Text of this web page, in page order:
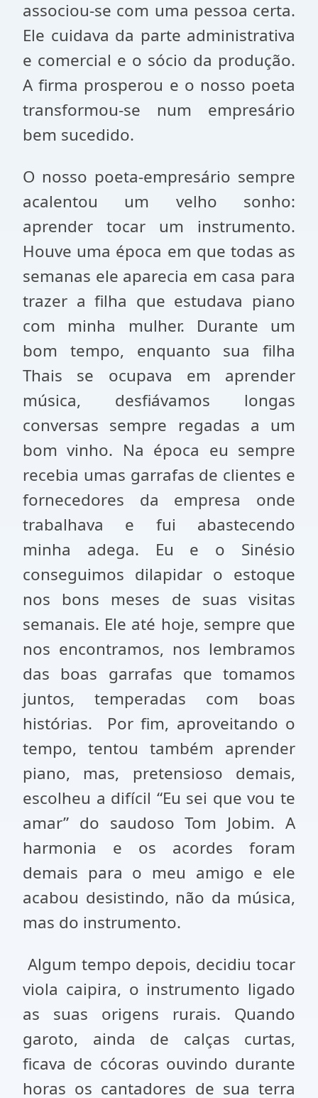
associou-se com uma pessoa certa.
Ele cuidava da parte administrativa
e comercial e o sócio da produção.
A firma prosperou e o nosso poeta
transformou-se num empresário
bem sucedido.
O nosso poeta-empresário sempre
acalentou um velho sonho:
aprender tocar um instrumento.
Houve uma época em que todas as
semanas ele aparecia em casa para
trazer a filha que estudava piano
com minha mulher. Durante um
bom tempo, enquanto sua filha
Thais se ocupava em aprender
música, desfiávamos longas
conversas sempre regadas a um
bom vinho. Na época eu sempre
recebia umas garrafas de clientes e
fornecedores da empresa onde
trabalhava e fui abastecendo
minha adega. Eu e o Sinésio
conseguimos dilapidar o estoque
nos bons meses de suas visitas
semanais. Ele até hoje, sempre que
nos encontramos, nos lembramos
das boas garrafas que tomamos
juntos, temperadas com boas
histórias. Por fim, aproveitando o
tempo, tentou também aprender
piano, mas, pretensioso demais,
escolheu a difícil “Eu sei que vou te
amar” do saudoso Tom Jobim. A
harmonia e os acordes foram
demais para o meu amigo e ele
acabou desistindo, não da música,
mas do instrumento.
Algum tempo depois, decidiu tocar
viola caipira, o instrumento ligado
as suas origens rurais. Quando
garoto, ainda de calças curtas,
ficava de cócoras ouvindo durante
horas os cantadores de sua terra